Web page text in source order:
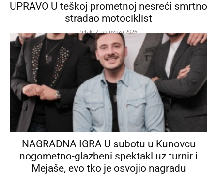
UPRAVO U teškoj prometnoj nesreći smrtno
stradao motociklist
Petak, 7. kolovoza 2026.
NAGRADNA IGRA U subotu u Kunovcu
nogometno-glazbeni spektakl uz turnir i
Mejaše, evo tko je osvojio nagradu